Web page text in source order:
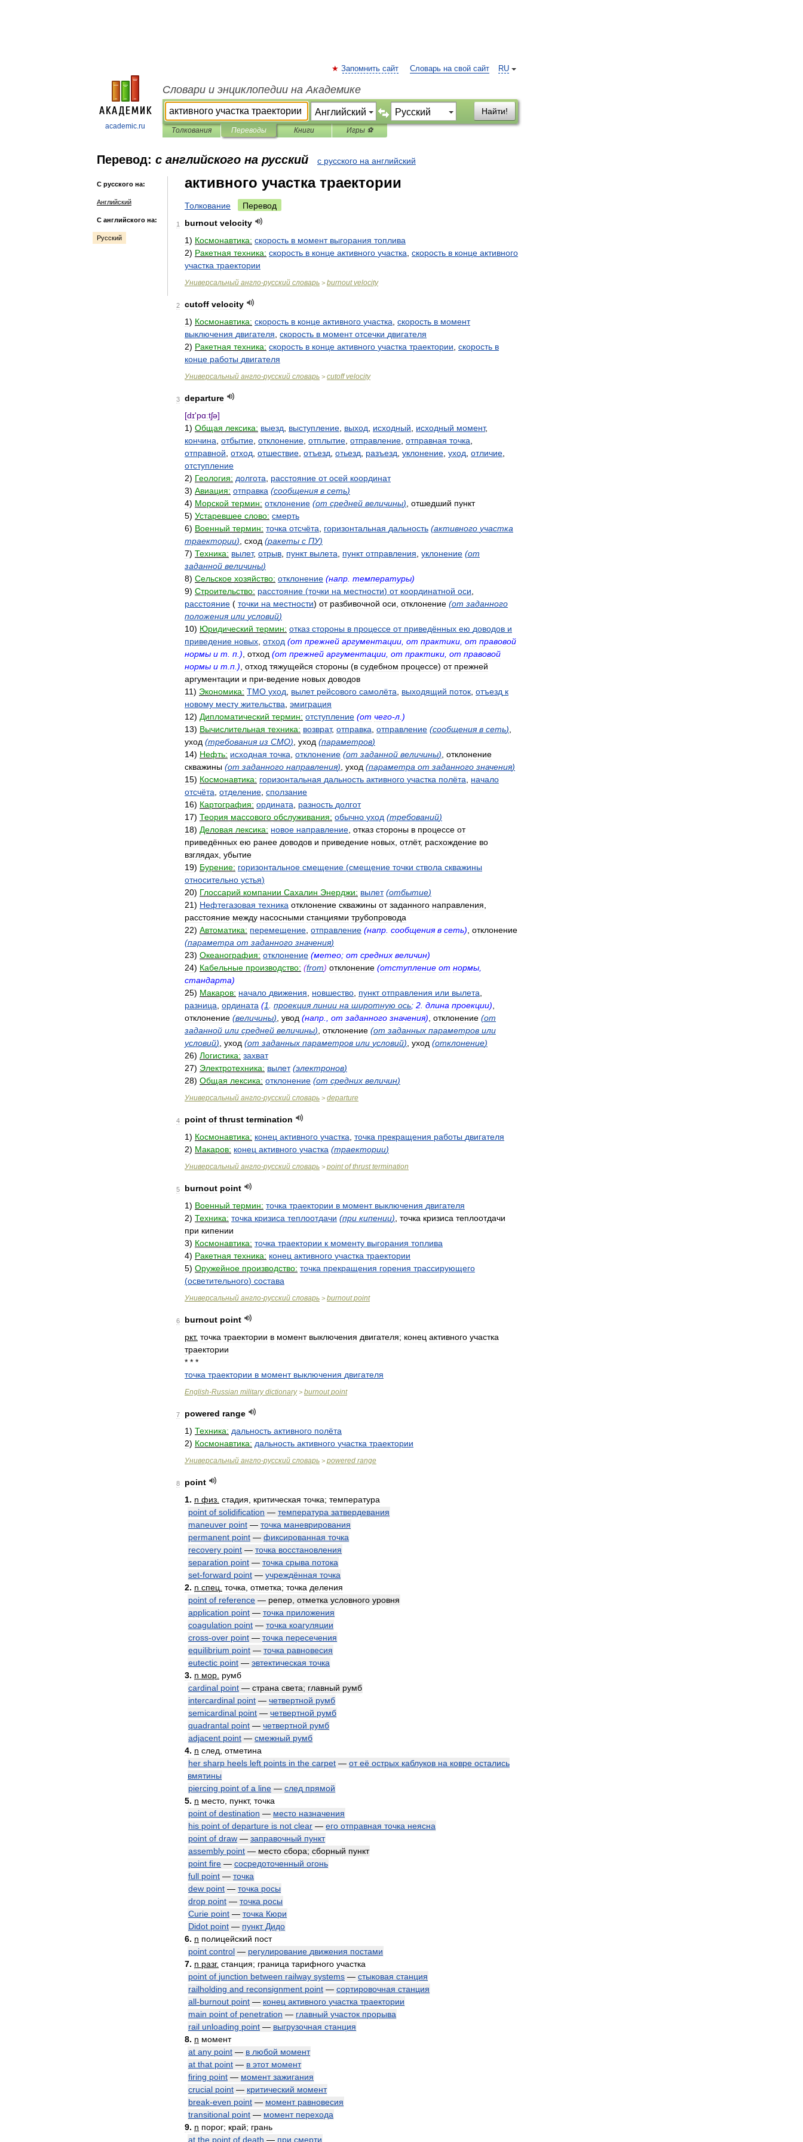
academic.ru
RU
Запомнить сайт Словарь на свой сайт
Словари и энциклопедии на Академике
Найти!
Толкования Переводы Книги Игры ⚽
Перевод: с английского на русский с русского на английский
С русского на:
Английский
С английского на:
Русский
активного участка траектории
Толкование Перевод
1 burnout velocity
1) Космонавтика: скорость в момент выгорания топлива
2) Ракетная техника: скорость в конце активного участка скорость в конце активного
участка траектории
Универсальный англо-русский словарь > burnout velocity
2 cutoff velocity
1) Космонавтика: скорость в конце активного участка скорость в момент
выключения двигателя скорость в момент отсечки двигателя
2) Ракетная техника: скорость в конце активного участка траектории скорость в
конце работы двигателя
Универсальный англо-русский словарь > cutoff velocity
3
departure
[dɪ'pɑːtʃə]
1) Общая лексика: выезд выступление выход исходный исходный момент,
кончина отбытие отклонение отплытие отправление отправная точка
отправной отход отшествие отъезд отьезд разъезд уклонение уход отличие
отступление
2) Геология: долгота расстояние от осей координат
3) Авиация: отправка (сообщения в сеть)
4) Морской термин: отклонение (от средней величины) отшедший пункт
5) Устаревшее слово: смерть
6) Военный термин: точка отсчёта горизонтальная дальность (активного участка
траектории) сход (ракеты с ПУ)
7) Техника: вылет, отрыв пункт вылета пункт отправления уклонение (от
заданной величины)
8) Сельское хозяйство: отклонение (напр температуры)
9) Строительство: расстояние (точки на местности) от координатной оси
расстояние ( точки на местности) от разбивочной оси отклонение (от заданного
положения или условий)
10) Юридический термин: отказ стороны в процессе от приведённых ею доводов и
приведение новых отход (от прежней аргументации от практики от правовой
нормы и т п .) отход (от прежней аргументации от практики от правовой
нормы и т п .) отход тяжущейся стороны (в судебном процессе) от прежней
аргументации и при-ведение новых доводов
11) Экономика: ТМО уход вылет рейсового самолёта выходящий поток отъезд к
новому месту жительства эмиграция
12) Дипломатический термин: отступление (от чего-л .)
13) Вычислительная техника: возврат, отправка отправление (сообщения в сеть)
уход (требования из СМО) уход (параметров)
14) Нефть: исходная точка отклонение (от заданной величины) отклонение
скважины (от заданного направления) уход (параметра от заданного значения)
15) Космонавтика: горизонтальная дальность активного участка полёта
начало
отсчёта отделение сползание
16) Картография: ордината разность долгот
17) Теория массового обслуживания: обычно уход (требований)
18) Деловая лексика: новое направление отказ стороны в процессе от
приведённых ею ранее доводов и приведение новых отлёт, расхождение во
взглядах убытие
19) Бурение: горизонтальное смещение (смещение точки ствола скважины
относительно устья)
20) Глоссарий компании Сахалин Энерджи: вылет (отбытие)
21) Нефтегазовая техника отклонение скважины от заданного направления
расстояние между насосными станциями трубопровода
22) Автоматика: перемещение отправление (напр сообщения в сеть) отклонение
(параметра от заданного значения)
23) Океанография: отклонение (метео; от средних величин)
24) Кабельные производство: (from) отклонение (отступление от нормы
стандарта)
25) Макаров: начало движения новшество пункт отправления или вылета
разница ордината (1 проекция линии на широтную ось; 2 длина проекции)
отклонение (величины) увод (напр от заданного значения) отклонение (от
заданной или средней величины) отклонение (от заданных параметров или
условий) уход (от заданных параметров или условий) уход (отклонение)
26) Логистика: захват
27) Электротехника: вылет (электронов)
28) Общая лексика: отклонение (от средних величин)
Универсальный англо-русский словарь > departure
4 point of thrust termination
1) Космонавтика: конец активного участка точка прекращения работы двигателя
2) Макаров: конец активного участка (траектории)
Универсальный англо-русский словарь > point of thrust termination
5 burnout point
1) Военный термин: точка траектории в момент выключения двигателя
2) Техника: точка кризиса теплоотдачи (при кипении) точка кризиса теплоотдачи
при кипении
3) Космонавтика: точка траектории к моменту выгорания топлива
4) Ракетная техника: конец активного участка траектории
5) Оружейное производство: точка прекращения горения трассирующего
(осветительного) состава
Универсальный англо-русский словарь > burnout point
6 burnout point
ркт. точка траектории в момент выключения двигателя; конец активного участка
траектории
* * *
точка траектории в момент выключения двигателя
English-Russian military dictionary> burnout point
7 powered range
1) Техника: дальность активного полёта
2) Космонавтика: дальность активного участка траектории
Универсальный англо-русский словарь > powered range
8
point
1. n физ стадия критическая точка; температура
point of solidification — температура затвердевания
maneuver point — точка маневрирования
permanent point — фиксированная точка
recovery point — точка восстановления
separation point — точка срыва потока
set-forward point — учреждённая точка
2. n спец точка отметка; точка деления
point of reference — репер отметка условного уровня
application point — точка приложения
coagulation point — точка коагуляции
cross-over point — точка пересечения
equilibrium point — точка равновесия
eutectic point — эвтектическая точка
3. n мор румб
cardinal point — страна света; главный румб
intercardinal point — четвертной румб
semicardinal point — четвертной румб
quadrantal point — четвертной румб
adjacent point — смежный румб
4. n след отметина
her sharp heels left points in the carpet — от её острых каблуков на ковре остались
вмятины
piercing point of a line — след прямой
5. n место пункт, точка
point of destination — место назначения
his point of departure is not clear — его отправная точка неясна
point of draw — заправочный пункт
assembly point — место сбора; сборный пункт
point fire — сосредоточенный огонь
full point — точка
dew point — точка росы
drop point — точка росы
Curie point — точка Кюри
Didot point — пункт Дидо
6. n полицейский пост
point control — регулирование движения постами
7. n разг. станция; граница тарифного участка
point of junction between railway systems — стыковая станция
railholding and reconsignment point — сортировочная станция
all-burnout point — конец активного участка траектории
main point of penetration — главный участок прорыва
rail unloading point — выгрузочная станция
8. n момент
at any point — в любой момент
at that point — в этот момент
firing point — момент зажигания
crucial point — критический момент
break-even point — момент равновесия
transitional point — момент перехода
9. n порог; край; грань
at the point of death — при смерти